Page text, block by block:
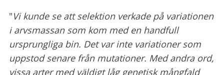
"Vi kunde se att selektion verkade på variationen
i arvsmassan som kom med en handfull
ursprungliga bin. Det var inte variationer som
uppstod senare från mutationer. Med andra ord,
vissa arter med väldigt låg genetisk mångfald